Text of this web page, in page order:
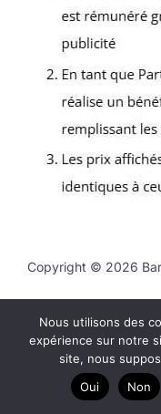
Copyright © 2026
Nous utilisons des
expérience sur notre
site, nous
Oui
Non